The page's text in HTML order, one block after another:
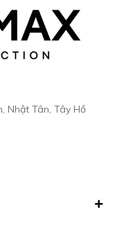
Nhật Tân, Tây Hồ